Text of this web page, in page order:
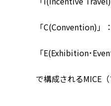
「C(Convention)」
「E(Exhibition･
で構成されるMICE（